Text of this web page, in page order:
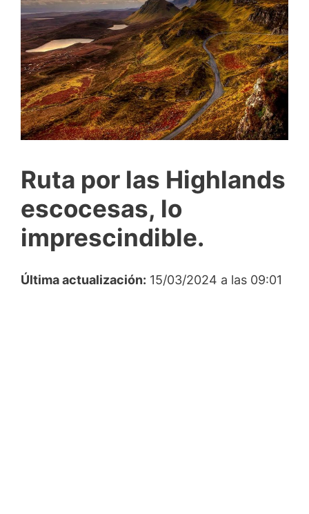
Ruta por las Highlands
escocesas, lo
imprescindible.
Última actualización: 15/03/2024 a las 09:01